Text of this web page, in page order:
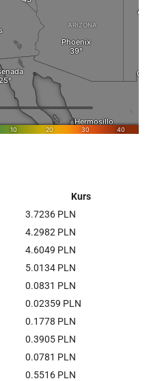
Kurs
3.7236 PLN
4.2982 PLN
4.6049 PLN
5.0134 PLN
0.0831 PLN
0.02359 PLN
0.1778 PLN
0.3905 PLN
0.0781 PLN
0.5516 PLN